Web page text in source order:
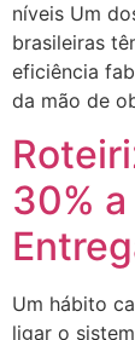
níveis Um
brasileiras
eficiência
da mão de
30%
Um hábito
ligar o